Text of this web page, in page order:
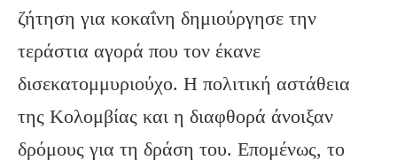
ζήτηση για κοκαΐνη δημιούργησε την
τεράστια αγορά που τον έκανε
δισεκατομμυριούχο. Η πολιτική αστάθεια
της Κολομβίας και η διαφθορά άνοιξαν
δρόμους για τη δράση του. Επομένως, το